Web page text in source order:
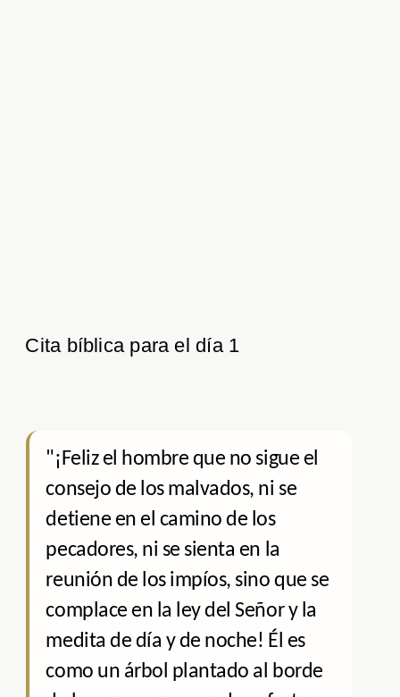
Cita bíblica para el día 1
"¡Feliz el hombre que no sigue el
consejo de los malvados, ni se
detiene en el camino de los
pecadores, ni se sienta en la
reunión de los impíos, sino que se
complace en la ley del Señor y la
medita de día y de noche! Él es
como un árbol plantado al borde